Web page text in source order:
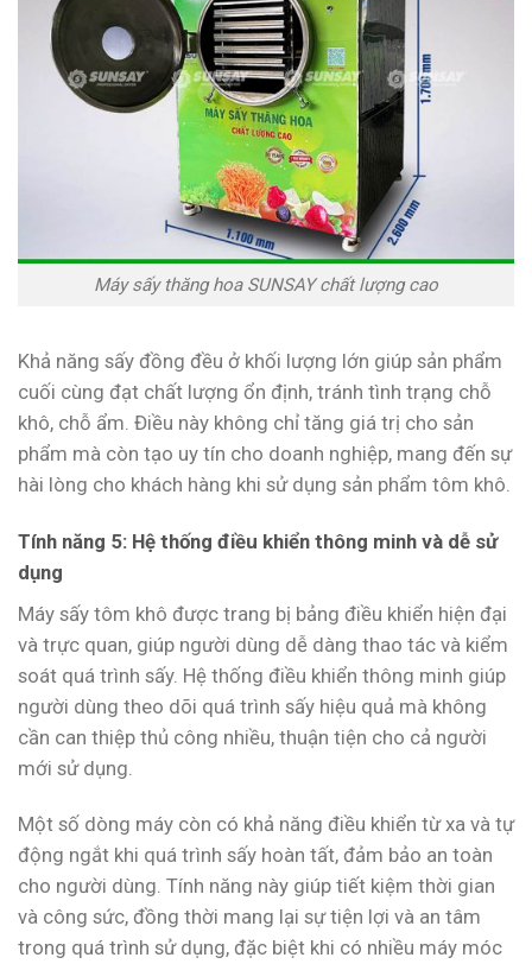
Máy sấy thăng hoa SUNSAY chất lượng cao
Khả năng sấy đồng đều ở khối lượng lớn giúp sản phẩm
cuối cùng đạt chất lượng ổn định, tránh tình trạng chỗ
khô, chỗ ẩm. Điều này không chỉ tăng giá trị cho sản
phẩm mà còn tạo uy tín cho doanh nghiệp, mang đến sự
hài lòng cho khách hàng khi sử dụng sản phẩm tôm khô.
Tính năng 5: Hệ thống điều khiển thông minh và dễ sử
dụng
Máy sấy tôm khô được trang bị bảng điều khiển hiện đại
và trực quan, giúp người dùng dễ dàng thao tác và kiểm
soát quá trình sấy. Hệ thống điều khiển thông minh giúp
người dùng theo dõi quá trình sấy hiệu quả mà không
cần can thiệp thủ công nhiều, thuận tiện cho cả người
mới sử dụng.
Một số dòng máy còn có khả năng điều khiển từ xa và tự
động ngắt khi quá trình sấy hoàn tất, đảm bảo an toàn
cho người dùng. Tính năng này giúp tiết kiệm thời gian
và công sức, đồng thời mang lại sự tiện lợi và an tâm
trong quá trình sử dụng, đặc biệt khi có nhiều máy móc